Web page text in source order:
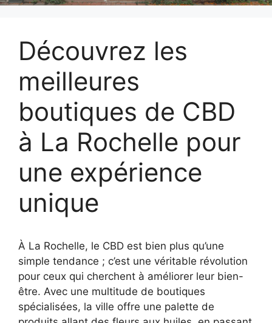
Découvrez les
meilleures
boutiques de CBD
à La Rochelle pour
une expérience
unique
À La Rochelle, le CBD est bien plus qu’une
simple tendance ; c’est une véritable révolution
pour ceux qui cherchent à améliorer leur bien-
être. Avec une multitude de boutiques
spécialisées, la ville offre une palette de